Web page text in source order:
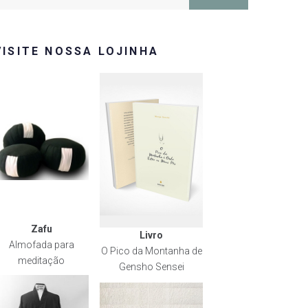
NOSSA LOJINHA
Zafu
Almofada para
meditação
Livro
O Pico da Montanha de
Gensho Sensei